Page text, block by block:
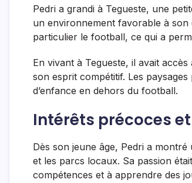
Pedri a grandi à Tegueste, une
un environnement favorable à
particulier le football, ce qui a
En vivant à Tegueste, il avait
son esprit compétitif. Les
d’enfance en dehors du football.
Intérêts précoces
Dès son jeune âge, Pedri a
et les parcs locaux. Sa passion
compétences et à apprendre des